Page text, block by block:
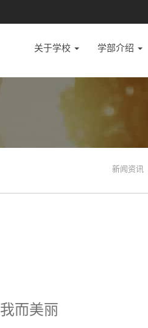
关于学校 学部介绍
新闻资讯
而美丽